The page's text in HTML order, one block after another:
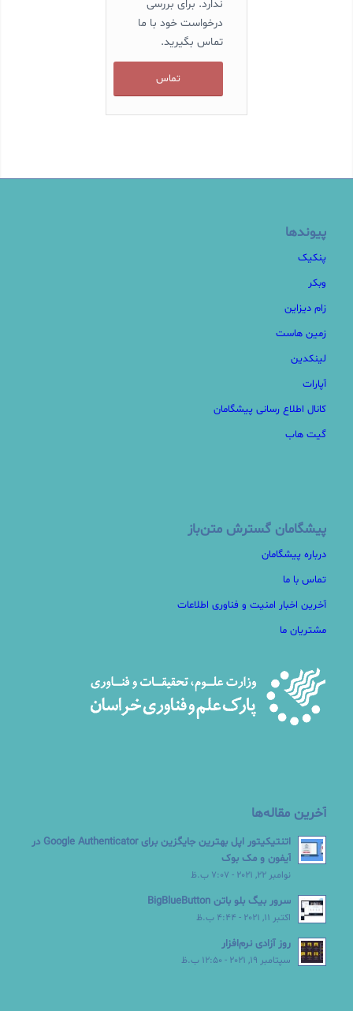
ندارد. برای بررسی
درخواست خود با ما
تماس بگیرید.
تماس
پیوندها
پنکیک
وبکر
زام دیزاین
زمین هاست
لینکدین
آپارات
کانال اطلاع رسانی پیشگامان
گیت هاب
پیشگامان گسترش متن‌باز
درباره پیشگامان
تماس با ما
آخرین اخبار امنیت و فناوری اطلاعات
مشتریان ما
آخرین مقاله‌ها
اتنتیکیتور اپل بهترین جایگزین برای Google Authenticator در
آیفون و مک بوک
نوامبر 22, 2021 - 7:07 ب.ظ
سرور بیگ بلو باتن BigBlueButton
اکتبر 11, 2021 - 4:44 ب.ظ
روز آزادی نرم‌افزار
سپتامبر 19, 2021 - 12:50 ب.ظ